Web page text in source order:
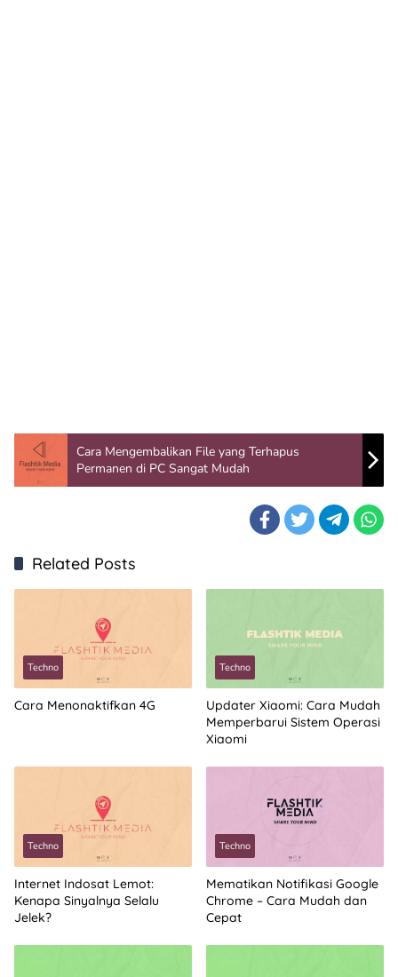
Cara Mengembalikan File yang Terhapus
Permanen di PC Sangat Mudah
Related Posts
Techno
Cara Menonaktifkan 4G
Techno
Updater Xiaomi: Cara Mudah
Memperbarui Sistem Operasi
Xiaomi
Techno
Internet Indosat Lemot:
Kenapa Sinyalnya Selalu
Jelek?
Techno
Mematikan Notifikasi Google
Chrome – Cara Mudah dan
Cepat